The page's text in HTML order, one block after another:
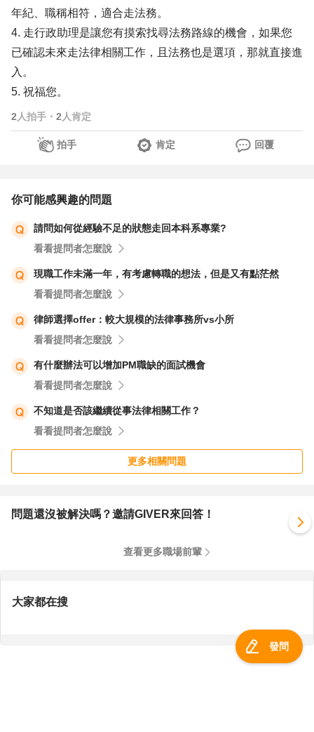
年紀、職稱相符，適合走法務。
4. 走行政助理是讓您有摸索找尋法務路線的機會，如果您
已確認未來走法律相關工作，且法務也是選項，那就直接進
入。
5. 祝福您。
2 人拍手 ・ 2 人肯定
拍手 肯定 回覆
你可能感興趣的問題
請問如何從經驗不足的狀態走回本科系專業?
看看提問者怎麼說
現職工作未滿一年，有考慮轉職的想法，但是又有點茫然
看看提問者怎麼說
律師選擇offer：較大規模的法律事務所vs小所
看看提問者怎麼說
有什麼辦法可以增加PM職缺的面試機會
看看提問者怎麼說
不知道是否該繼續從事法律相關工作？
看看提問者怎麼說
更多相關問題
問題還沒被解決嗎？邀請GIVER來回答！
查看更多職場前輩
大家都在搜
發問